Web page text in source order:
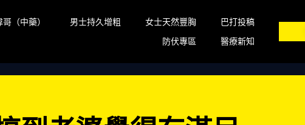
（中藥） 男士持久增粗 女士天然豐胸
巴打投稿
防伏專區
醫療新知